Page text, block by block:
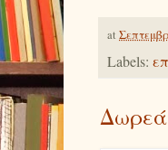
at
Labels: